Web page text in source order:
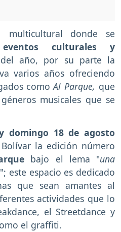
multicultural donde se
eventos culturales y
año, por su parte la
varios años ofreciendo
comoAl Parque, que
musicales que se
domingo 18 de agosto
la edición número
bajo el lema "una
"; este espacio es dedicado
que sean amantes al
actividades que lo
el Streetdance y
el graffiti.